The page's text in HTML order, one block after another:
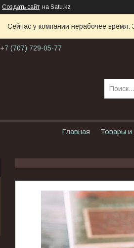
Создать сайт на Satu.kz
Сейчас у компании нерабочее
+7 (707) 729-05-77
Главная Товары и